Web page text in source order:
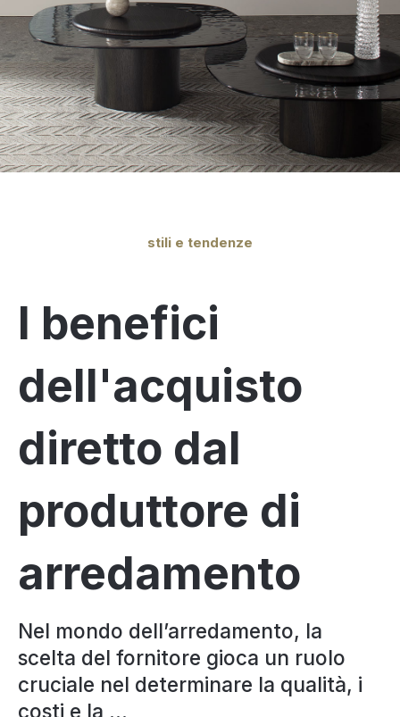
stili e tendenze
I benefici
dell'acquisto
diretto dal
produttore di
arredamento
Nel mondo dell’arredamento, la
scelta del fornitore gioca un ruolo
cruciale nel determinare la qualità, i
costi e la ...